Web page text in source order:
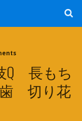
Q 長もち
切り花